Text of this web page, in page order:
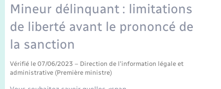
Organisation d’événement
Mineur délinquant : limitations
de liberté avant le prononcé de
la sanction
Vérifié le 07/06/2023 – Direction de l'information légale et
administrative (Première ministre)